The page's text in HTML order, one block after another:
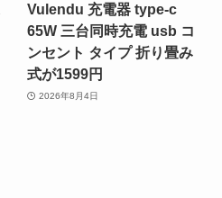
Vulendu 充電器 type-c
65W 三台同時充電 usb コ
ンセント タイプ 折り畳み
式が1599円
2026年8月4日